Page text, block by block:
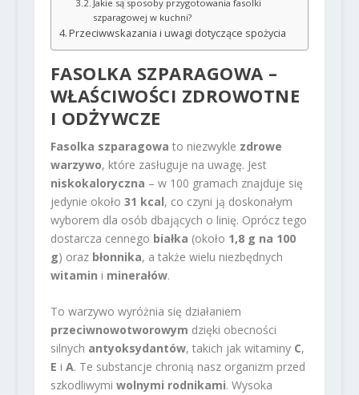
Jakie są sposoby przygotowania fasolki
szparagowej w kuchni?
Przeciwwskazania i uwagi dotyczące spożycia
FASOLKA SZPARAGOWA –
WŁAŚCIWOŚCI ZDROWOTNE
I ODŻYWCZE
Fasolka szparagowa to niezwykle zdrowe
warzywo, które zasługuje na uwagę. Jest
niskokaloryczna – w 100 gramach znajduje się
jedynie około 31 kcal, co czyni ją doskonałym
wyborem dla osób dbających o linię. Oprócz tego
dostarcza cennego białka (około 1,8 g na 100
g) oraz błonnika, a także wielu niezbędnych
witamin i minerałów.
To warzywo wyróżnia się działaniem
przeciwnowotworowym dzięki obecności
silnych antyoksydantów, takich jak witaminy C,
E i A. Te substancje chronią nasz organizm przed
szkodliwymi wolnymi rodnikami. Wysoka